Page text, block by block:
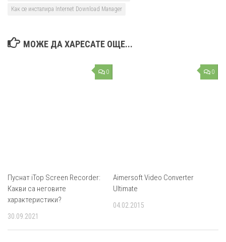
Как се инсталира Internet Download Manager
МОЖЕ ДА ХАРЕСАТЕ ОЩЕ...
0
Пуснат iTop Screen Recorder:
Какви са неговите
характеристики?
30.09.2021
0
Aimersoft Video Converter
Ultimate
04.02.2015